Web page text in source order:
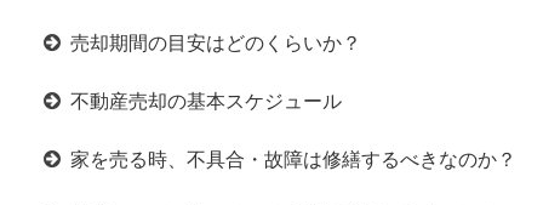
売却期間の目安はどのくらいか？
不動産売却の基本スケジュール
家を売る時、不具合・故障は修繕するべきなのか？